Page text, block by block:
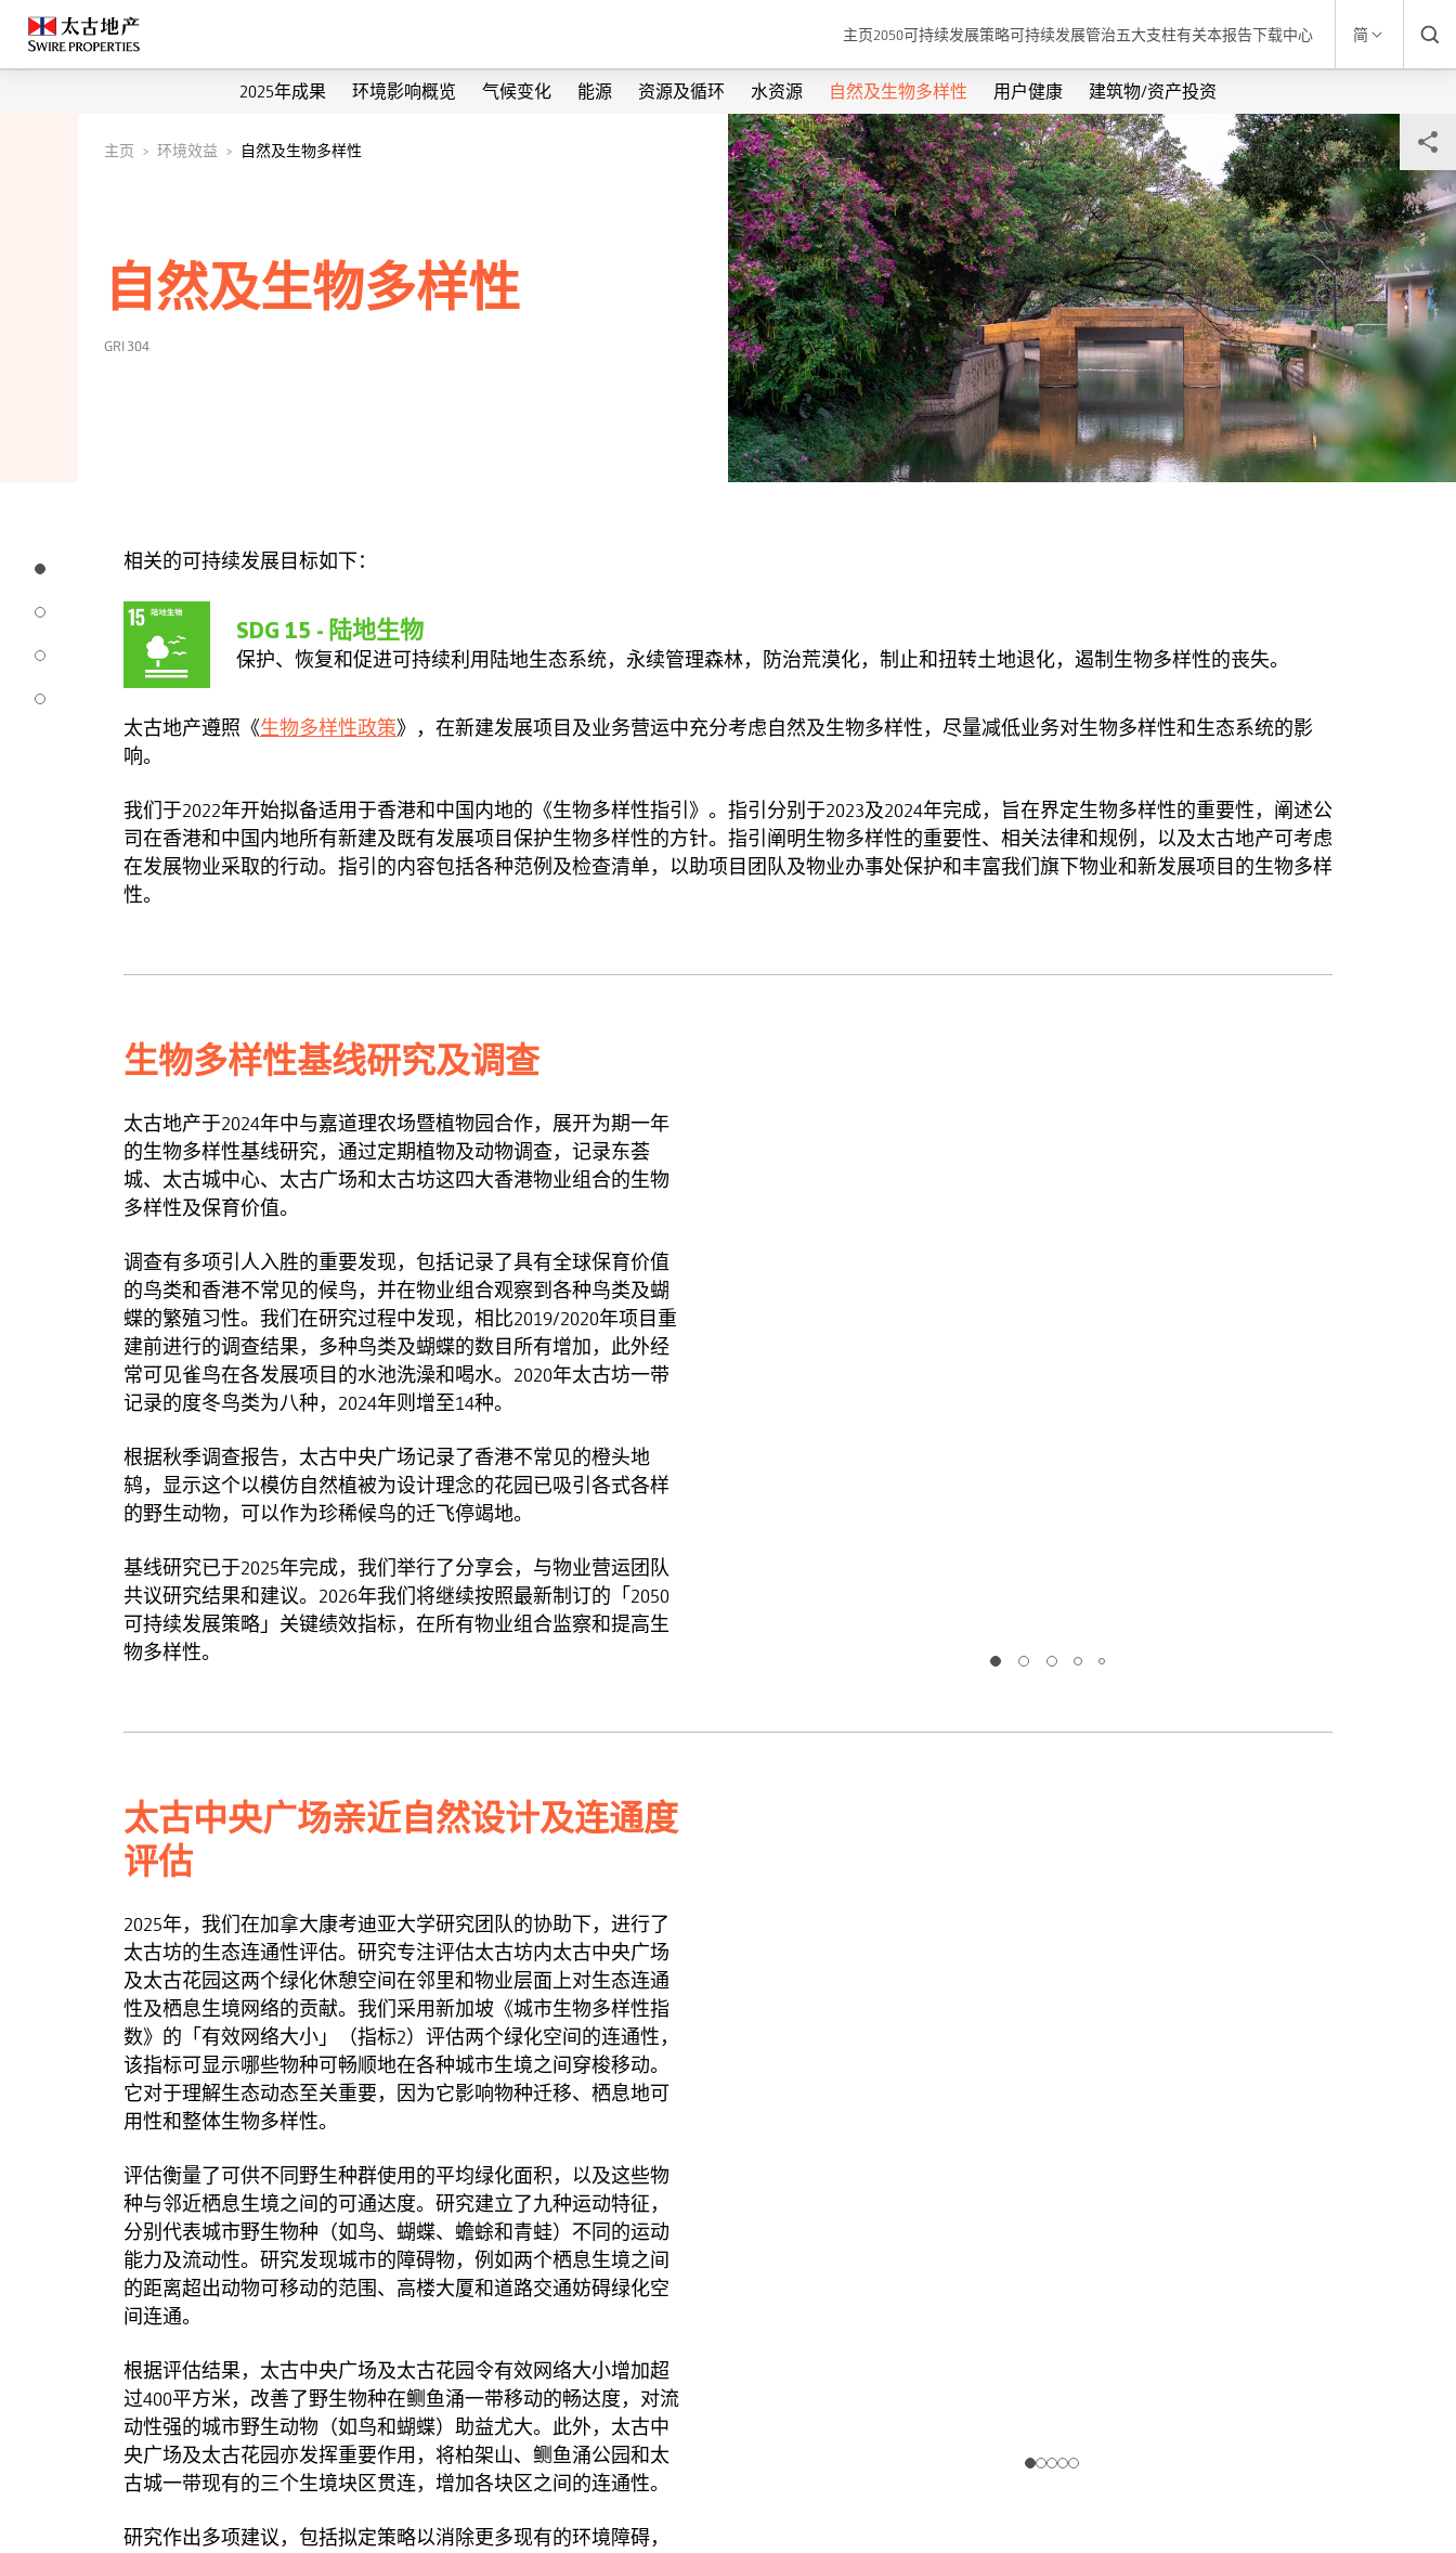
主页2050可持续发展策略可持续发展管治五大支柱有关本报告下载中心 简
2025年成果 环境影响概览 气候变化 能源 资源及循环 水资源 自然及生物多样性 用户健康 建筑物/资产投资
主页 环境效益 自然及生物多样性
自然及生物多样性
GRI 304
相关的可持续发展目标如下：
SDG 15 - 陆地生物
保护、恢复和促进可持续利用陆地生态系统，永续管理森林，防治荒漠化，制止和扭转土地退化，遏制生物多样性的丧失。
太古地产遵照《生物多样性政策》，在新建发展项目及业务营运中充分考虑自然及生物多样性，尽量减低业务对生物多样性和生态系统的影
响。
我们于2022年开始拟备适用于香港和中国内地的《生物多样性指引》。指引分别于2023及2024年完成，旨在界定生物多样性的重要性，阐述公
司在香港和中国内地所有新建及既有发展项目保护生物多样性的方针。指引阐明生物多样性的重要性、相关法律和规例，以及太古地产可考虑
在发展物业采取的行动。指引的内容包括各种范例及检查清单，以助项目团队及物业办事处保护和丰富我们旗下物业和新发展项目的生物多样
性。
生物多样性基线研究及调查
太古地产于2024年中与嘉道理农场暨植物园合作，展开为期一年
的生物多样性基线研究，通过定期植物及动物调查，记录东荟
城、太古城中心、太古广场和太古坊这四大香港物业组合的生物
多样性及保育价值。
调查有多项引人入胜的重要发现，包括记录了具有全球保育价值
的鸟类和香港不常见的候鸟，并在物业组合观察到各种鸟类及蝴
蝶的繁殖习性。我们在研究过程中发现，相比2019/2020年项目重
建前进行的调查结果，多种鸟类及蝴蝶的数目所有增加，此外经
常可见雀鸟在各发展项目的水池洗澡和喝水。2020年太古坊一带
记录的度冬鸟类为八种，2024年则增至14种。
根据秋季调查报告，太古中央广场记录了香港不常见的橙头地
鸫，显示这个以模仿自然植被为设计理念的花园已吸引各式各样
的野生动物，可以作为珍稀候鸟的迁飞停竭地。
基线研究已于2025年完成，我们举行了分享会，与物业营运团队
共议研究结果和建议。2026年我们将继续按照最新制订的「2050
可持续发展策略」关键绩效指标，在所有物业组合监察和提高生
物多样性。
太古中央广场亲近自然设计及连通度
评估
2025年，我们在加拿大康考迪亚大学研究团队的协助下，进行了
太古坊的生态连通性评估。研究专注评估太古坊内太古中央广场
及太古花园这两个绿化休憩空间在邻里和物业层面上对生态连通
性及栖息生境网络的贡献。我们采用新加坡《城市生物多样性指
数》的「有效网络大小」（指标2）评估两个绿化空间的连通性，
该指标可显示哪些物种可畅顺地在各种城市生境之间穿梭移动。
它对于理解生态动态至关重要，因为它影响物种迁移、栖息地可
用性和整体生物多样性。
评估衡量了可供不同野生种群使用的平均绿化面积，以及这些物
种与邻近栖息生境之间的可通达度。研究建立了九种运动特征，
分别代表城市野生物种（如鸟、蝴蝶、蟾蜍和青蛙）不同的运动
能力及流动性。研究发现城市的障碍物，例如两个栖息生境之间
的距离超出动物可移动的范围、高楼大厦和道路交通妨碍绿化空
间连通。
根据评估结果，太古中央广场及太古花园令有效网络大小增加超
过400平方米，改善了野生物种在鲗鱼涌一带移动的畅达度，对流
动性强的城市野生动物（如鸟和蝴蝶）助益尤大。此外，太古中
央广场及太古花园亦发挥重要作用，将柏架山、鲗鱼涌公园和太
古城一带现有的三个生境块区贯连，增加各块区之间的连通性。
研究作出多项建议，包括拟定策略以消除更多现有的环境障碍，